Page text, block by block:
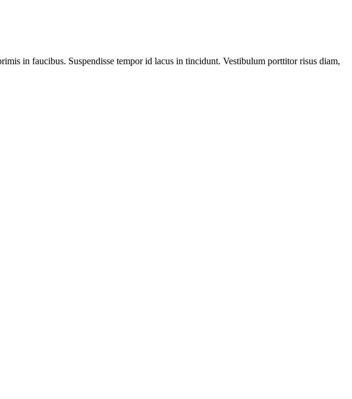
in faucibus. Suspendisse tempor id lacus in tincidunt. Vestibulum porttitor risus diam,